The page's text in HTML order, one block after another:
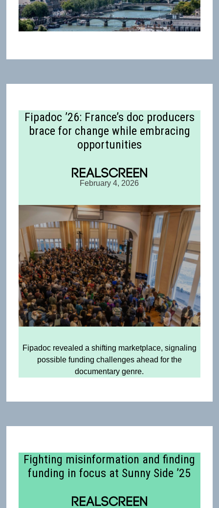
Fipadoc ’26: France’s doc producers
brace for change while embracing
opportunities
February 4, 2026
Fipadoc revealed a shifting marketplace, signaling
possible funding challenges ahead for the
documentary genre.
Fighting misinformation and finding
funding in focus at Sunny Side ’25